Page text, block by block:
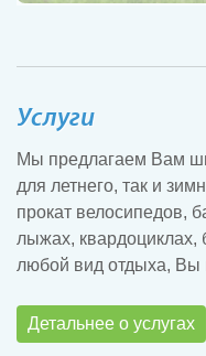
Услуги
Мы предлагаем Вам
для летнего, так и
прокат велосипедов,
лыжах, квардоциклах,
любой вид отдыха, Вы
Детальнее о услугах